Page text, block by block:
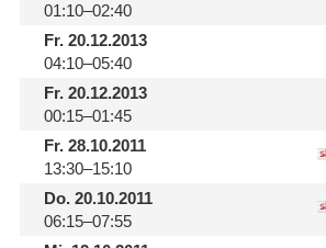
01:10–02:40
Fr.20.12.2013
04:10–05:40
Fr.20.12.2013
00:15–01:45
Fr.28.10.2011
13:30–15:10
Do.20.10.2011
06:15–07:55